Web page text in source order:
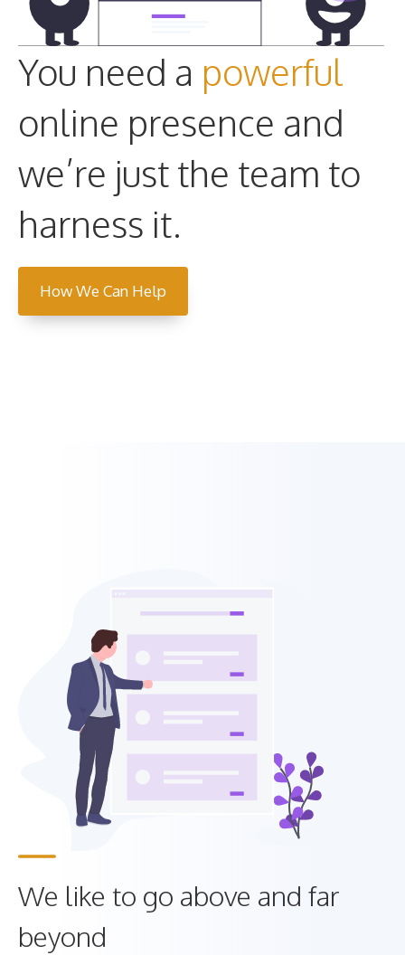
You need a powerful
online presence and
we’re just the team to
harness it.
How We Can Help
We like to go above and far
beyond